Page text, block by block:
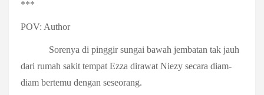
***
POV: Author
Sorenya di pinggir sungai bawah jembatan tak jauh
dari rumah sakit tempat Ezza dirawat Niezy secara diam-
diam bertemu dengan seseorang.